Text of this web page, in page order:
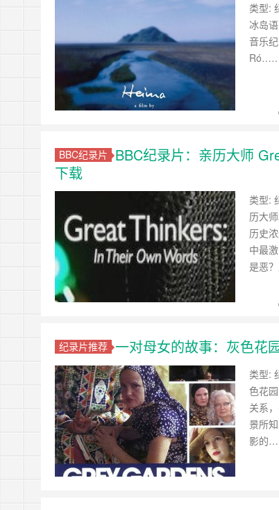
类型:
冰岛
音乐
BBC纪录片
BBC纪录片：亲历大师
下载
类型:
历大
历史
中最
是恶
纪录片推荐 一对母女的故事：灰色花
类型:
色花
关系
景所
影的